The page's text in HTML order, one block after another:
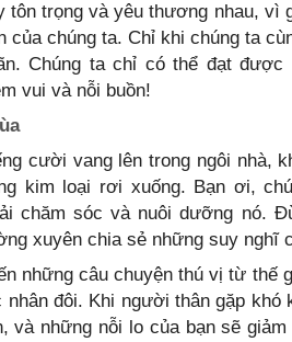
tôn trọng và yêu thương nhau, vì
của chúng ta. Chỉ khi chúng ta
Chúng ta chỉ có thể đạt
vui và nỗi buồn!
cười vang lên trong ngôi nhà,
kim loại rơi xuống. Bạn ơi,
chăm sóc và nuôi dưỡng nó.
xuyên chia sẻ những suy nghĩ
những câu chuyện thú vị từ thế
đôi. Khi người thân gặp khó
và những nỗi lo của bạn sẽ